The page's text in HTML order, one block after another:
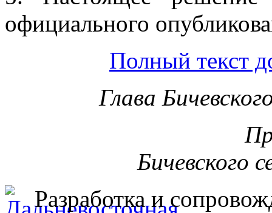
официального
Полный текст
Глава
Бичевского
Разработка и